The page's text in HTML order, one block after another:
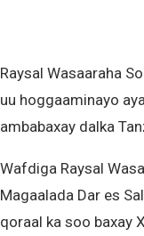
Raysal Wasaaraha
uu hoggaaminayo
ambabaxay dalka
Wafdiga Raysal
Magaalada Dar es
qoraal ka soo baxay